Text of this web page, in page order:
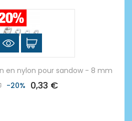
en nylon pour sandow - 8 mm
-20% 0,33 €